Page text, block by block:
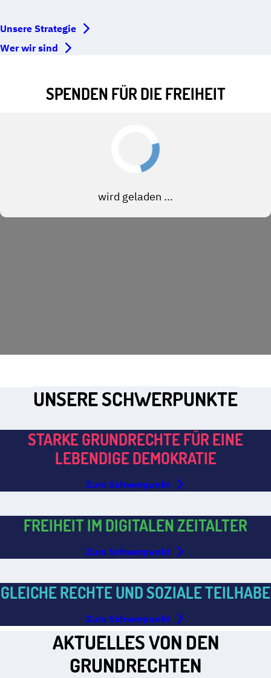
Unsere Strategie
Wer wir sind
SPENDEN FÜR DIE FREIHEIT
UNSERE SCHWERPUNKTE
STARKE GRUNDRECHTE FÜR EINE
LEBENDIGE DEMOKRATIE
Zum Schwerpunkt
FREIHEIT IM DIGITALEN ZEITALTER
Zum Schwerpunkt
GLEICHE RECHTE UND SOZIALE TEILHABE
Zum Schwerpunkt
AKTUELLES VON DEN
GRUNDRECHTEN